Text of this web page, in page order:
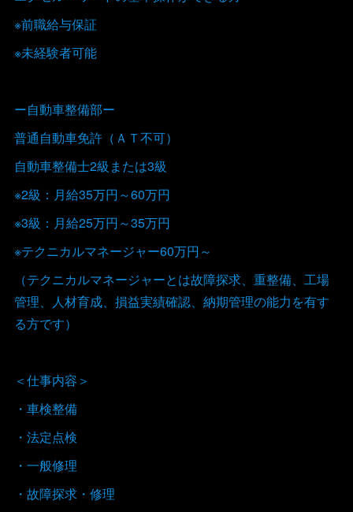
※前職給与保証
※未経験者可能
ー自動車整備部ー
普通自動車免許（ＡＴ不可）
自動車整備士2級または3級
※2級：月給35万円～60万円
※3級：月給25万円～35万円
※テクニカルマネージャー60万円～
（テクニカルマネージャーとは故障探求、重整備、工場
管理、人材育成、損益実績確認、納期管理の能力を有す
る方です）
＜仕事内容＞
・車検整備
・法定点検
・一般修理
・故障探求・修理